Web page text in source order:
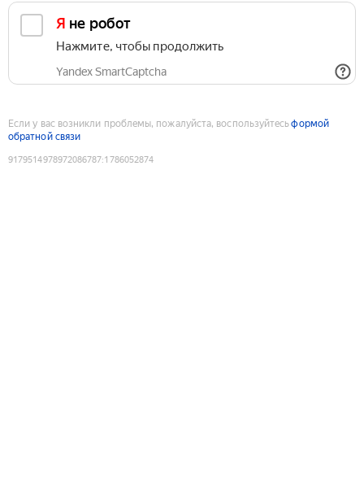
Я не робот
Нажмите, чтобы продолжить
Yandex SmartCaptcha
Если у вас возникли проблемы, пожалуйста, воспользуйтесьформой
обратной связи
9179514978972086787:1786052874